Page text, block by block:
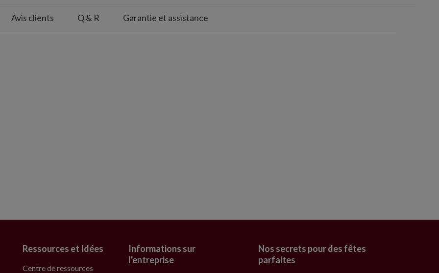
abritée
Avis clients Q & R Garantie et assistance
Ressources et Idées
Centre de ressources
Informations sur
l'entreprise
Nos secrets pour des fêtes
parfaites